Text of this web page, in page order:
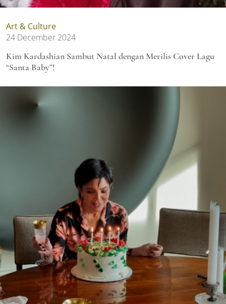
Art & Culture
24 December 2024
Kim Kardashian Sambut Natal dengan Merilis Cover Lagu
“Santa Baby”!